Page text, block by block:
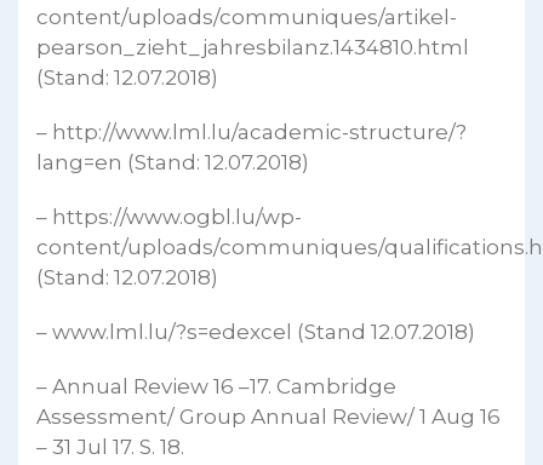
content/uploads/communiques/artikel-
pearson_zieht_jahresbilanz.1434810.html
(Stand: 12.07.2018)
– http://www.lml.lu/academic-structure/?
lang=en (Stand: 12.07.2018)
– https://www.ogbl.lu/wp-
content/uploads/communiques/
(Stand: 12.07.2018)
– www.lml.lu/?s=edexcel (Stand 12.07.2018)
– Annual Review 16 –17. Cambridge
Assessment/ Group Annual Review/ 1 Aug 16
– 31 Jul 17. S. 18.